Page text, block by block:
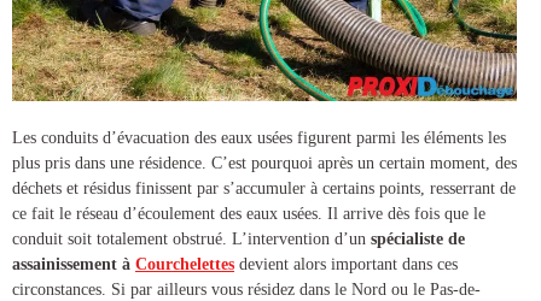
Les conduits d’évacuation des eaux usées figurent parmi les éléments les
plus pris dans une résidence. C’est pourquoi après un certain moment, des
déchets et résidus finissent par s’accumuler à certains points, resserrant de
ce fait le réseau d’écoulement des eaux usées. Il arrive dès fois que le
conduit soit totalement obstrué. L’intervention d’un spécialiste de
assainissement à Courchelettes devient alors important dans ces
circonstances. Si par ailleurs vous résidez dans le Nord ou le Pas-de-